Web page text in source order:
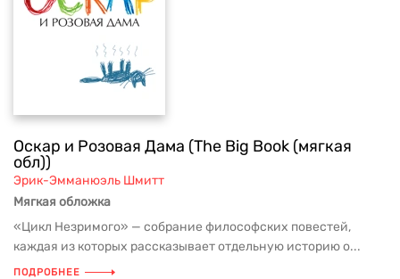
Оскар и Розовая Дама (The Big Book (мягкая
обл))
Эрик-Эмманюэль Шмитт
Мягкая обложка
«Цикл Незримого» — собрание философских повестей,
каждая из которых рассказывает отдельную историю о...
ПОДРОБНЕЕ